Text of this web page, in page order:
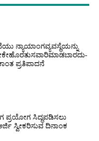
ನ್ಯಾಯಾಂಗವ್ಯವಸ್ಥೆಯನ್ನು
ಪ್ರತಿಪಾದನೆ
ಪ್ರಯೋಗ ಸಿದ್ಧಪಡಿಸಲು
ಸ್ವೀಕರಿಸುವ ದಿನಾಂಕ